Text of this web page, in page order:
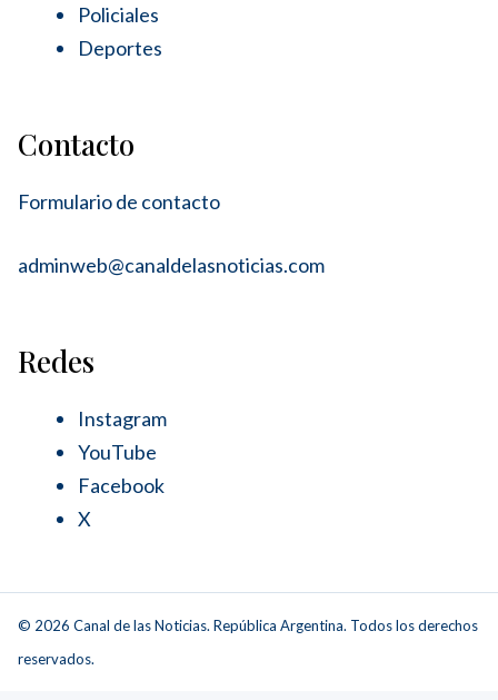
Policiales
Deportes
Contacto
Formulario de contacto
adminweb@canaldelasnoticias.com
Redes
Instagram
YouTube
Facebook
X
© 2026 Canal de las Noticias. República Argentina. Todos los derechos
reservados.